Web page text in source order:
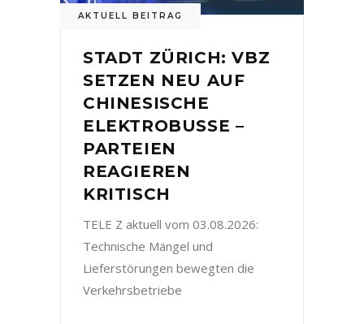
AKTUELL BEITRAG
STADT ZÜRICH: VBZ
SETZEN NEU AUF
CHINESISCHE
ELEKTROBUSSE –
PARTEIEN
REAGIEREN
KRITISCH
TELE Z aktuell vom 03.08.2026:
Technische Mängel und
Lieferstörungen bewegten die
Verkehrsbetriebe